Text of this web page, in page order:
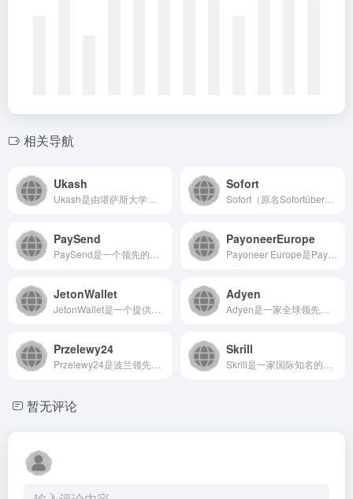
相关导航
Ukash Sofort
PaySend PayoneerEurope
JetonWallet Adyen
Przelewy24 Skrill
暂无评论